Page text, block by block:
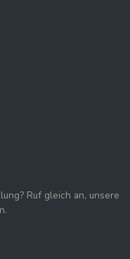
Ruf gleich an, unsere